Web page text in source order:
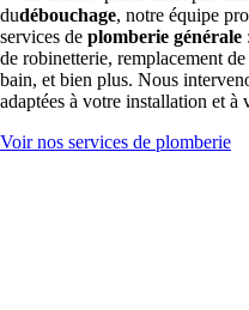
dudébouchage, notre équipe
services de plomberie générale
de robinetterie, remplacement
bain, et bien plus. Nous
adaptées à votre installation et à
Voir nos services de plomberie